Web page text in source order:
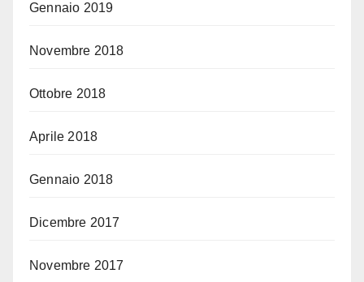
Gennaio 2019
Novembre 2018
Ottobre 2018
Aprile 2018
Gennaio 2018
Dicembre 2017
Novembre 2017